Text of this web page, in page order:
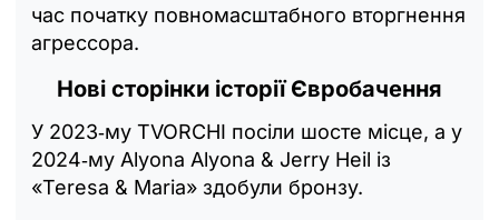
час початку повномасштабного вторгнення
агрессора.
Нові сторінки історії Євробачення
У 2023‑му TVORCHI посіли шосте місце, а у
2024‑му Alyona Alyona & Jerry Heil із
«Teresa & Maria» здобули бронзу.